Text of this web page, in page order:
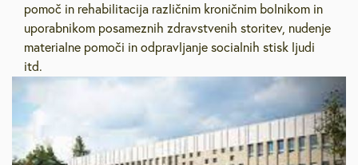
pomoč in rehabilitacija različnim kroničnim bolnikom in
uporabnikom posameznih zdravstvenih storitev, nudenje
materialne pomoči in odpravljanje socialnih stisk ljudi
itd.